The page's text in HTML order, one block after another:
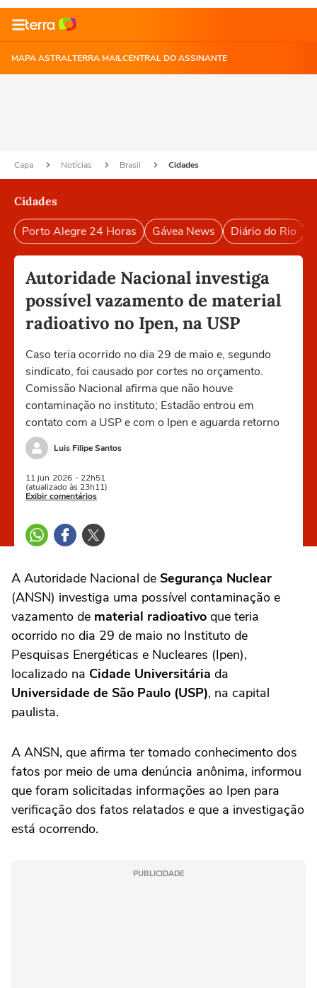
MAPA ASTRALTERRA MAILCENTRAL DO ASSINANTE
Capa Notícias Brasil Cidades
Cidades
Porto Alegre 24 Horas Gávea News Diário do Rio
Autoridade Nacional investiga
possível vazamento de material
radioativo no Ipen, na USP
Caso teria ocorrido no dia 29 de maio e, segundo
sindicato, foi causado por cortes no orçamento.
Comissão Nacional afirma que não houve
contaminação no instituto; Estadão entrou em
contato com a USP e com o Ipen e aguarda retorno
Luis Filipe Santos
11 jun 2026 - 22h51
(atualizado às 23h11)
Exibir comentários
A Autoridade Nacional de Segurança Nuclear
(ANSN) investiga uma possível contaminação e
vazamento de material radioativo que teria
ocorrido no dia 29 de maio no Instituto de
Pesquisas Energéticas e Nucleares (Ipen),
localizado na Cidade Universitária da
Universidade de São Paulo (USP), na capital
paulista.
A ANSN, que afirma ter tomado conhecimento dos
fatos por meio de uma denúncia anônima, informou
que foram solicitadas informações ao Ipen para
verificação dos fatos relatados e que a investigação
está ocorrendo.
PUBLICIDADE